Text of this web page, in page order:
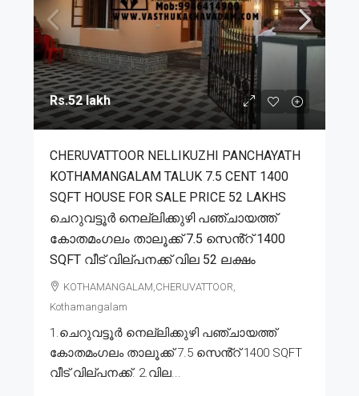
Rs.52 lakh
CHERUVATTOOR NELLIKUZHI PANCHAYATH
KOTHAMANGALAM TALUK 7.5 CENT 1400
SQFT HOUSE FOR SALE PRICE 52 LAKHS
ചെറുവട്ടൂർ നെല്ലിക്കുഴി പഞ്ചായത്ത്
കോതമംഗലം താലൂക്ക് 7.5 സെൻ്റ് 1400
SQFT വീട് വില്പനക്ക് വില 52 ലക്ഷം
KOTHAMANGALAM,CHERUVATTOOR,
Kothamangalam
1.ചെറുവട്ടൂർ നെല്ലിക്കുഴി പഞ്ചായത്ത്
കോതമംഗലം താലൂക്ക് 7.5 സെൻ്റ് 1400 SQFT
വീട് വില്പനക്ക്. 2.വില...